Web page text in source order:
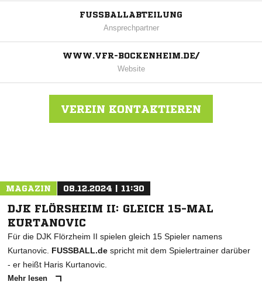
FUSSBALLABTEILUNG
Ansprechpartner
WWW.VFR-BOCKENHEIM.DE/
Website
VEREIN KONTAKTIEREN
MAGAZIN 08.12.2024 | 11:30
DJK FLÖRSHEIM II: GLEICH 15-MAL
KURTANOVIC
Für die DJK Flörzheim II spielen gleich 15 Spieler namens
Kurtanovic. FUSSBALL.de spricht mit dem Spielertrainer darüber
- er heißt Haris Kurtanovic.
Mehr lesen